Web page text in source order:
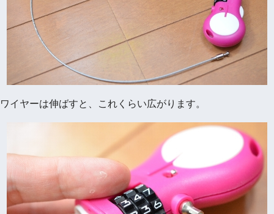
ワイヤーは伸ばすと、これくらい広がります。